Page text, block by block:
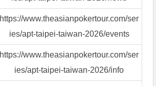
https://www.theasianpokertour.com/ser
ies/apt-taipei-taiwan-2026/events
https://www.theasianpokertour.com/ser
ies/apt-taipei-taiwan-2026/info